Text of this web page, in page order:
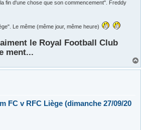
fin d'une chose que son commencement". Freddy
Le même (même jour, même heure)
le Royal Football Club
ment...
FC v RFC Liège (dimanche 27/09/20